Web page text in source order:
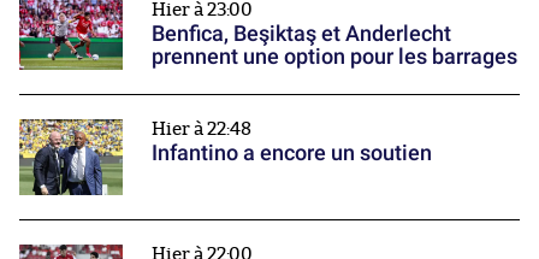
Hier à 23:00
Benfica, Beşiktaş et Anderlecht
prennent une option pour les barrages
Hier à 22:48
Infantino a encore un soutien
Hier à 22:00